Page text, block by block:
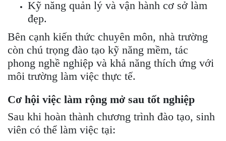
Kỹ năng quản lý và vận hành cơ sở làm
đẹp.
Bên cạnh kiến thức chuyên môn, nhà trường
còn chú trọng đào tạo kỹ năng mềm, tác
phong nghề nghiệp và khả năng thích ứng với
môi trường làm việc thực tế.
Cơ hội việc làm rộng mở sau tốt nghiệp
Sau khi hoàn thành chương trình đào tạo, sinh
viên có thể làm việc tại: